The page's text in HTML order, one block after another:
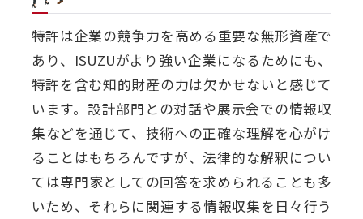
特許は企業の競争力を高める重要な無形資産で
あり、ISUZUがより強い企業になるためにも、
特許を含む知的財産の力は欠かせないと感じて
います。設計部門との対話や展示会での情報収
集などを通じて、技術への正確な理解を心がけ
ることはもちろんですが、法律的な解釈につい
ては専門家としての回答を求められることも多
いため、それらに関連する情報収集を日々行う